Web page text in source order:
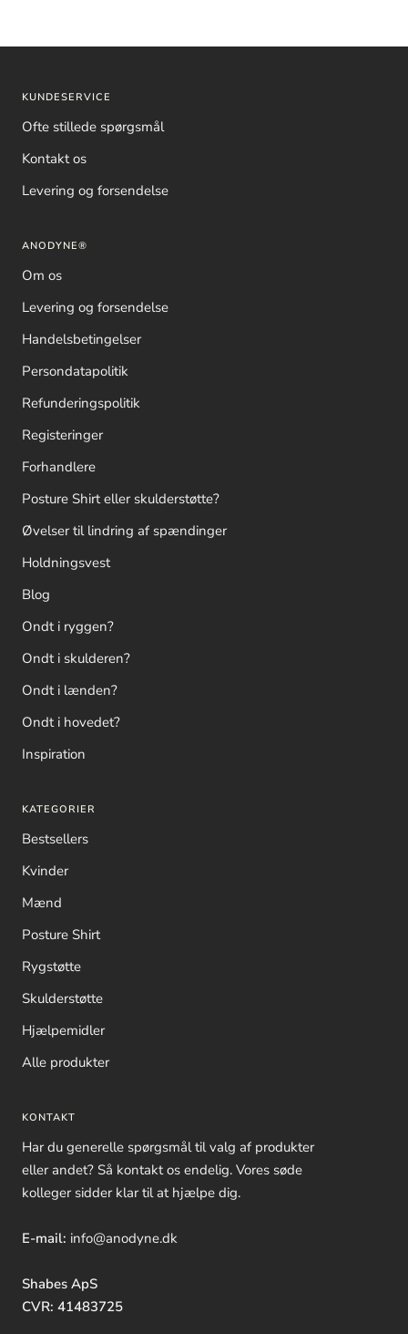
KUNDESERVICE
Ofte stillede spørgsmål
Kontakt os
Levering og forsendelse
ANODYNE®
Om os
Levering og forsendelse
Handelsbetingelser
Persondatapolitik
Refunderingspolitik
Registeringer
Forhandlere
Posture Shirt eller skulderstøtte?
Øvelser til lindring af spændinger
Holdningsvest
Blog
Ondt i ryggen?
Ondt i skulderen?
Ondt i lænden?
Ondt i hovedet?
Inspiration
KATEGORIER
Bestsellers
Kvinder
Mænd
Posture Shirt
Rygstøtte
Skulderstøtte
Hjælpemidler
Alle produkter
KONTAKT
Har du generelle spørgsmål til valg af produkter
eller andet? Så kontakt os endelig. Vores søde
kolleger sidder klar til at hjælpe dig.
E-mail: info@anodyne.dk
Shabes ApS
CVR: 41483725